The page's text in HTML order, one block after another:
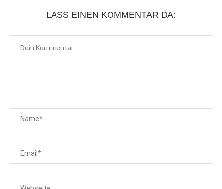
LASS EINEN KOMMENTAR DA: